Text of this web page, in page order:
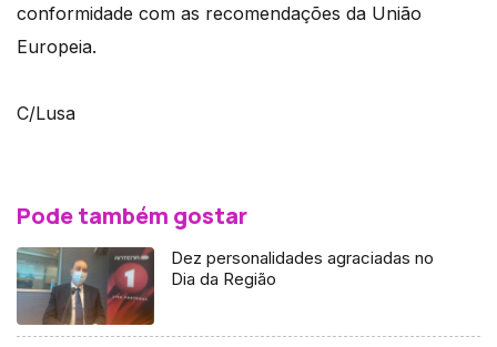
conformidade com as recomendações da União
Europeia.
C/Lusa
Pode também gostar
Dez personalidades agraciadas no
Dia da Região